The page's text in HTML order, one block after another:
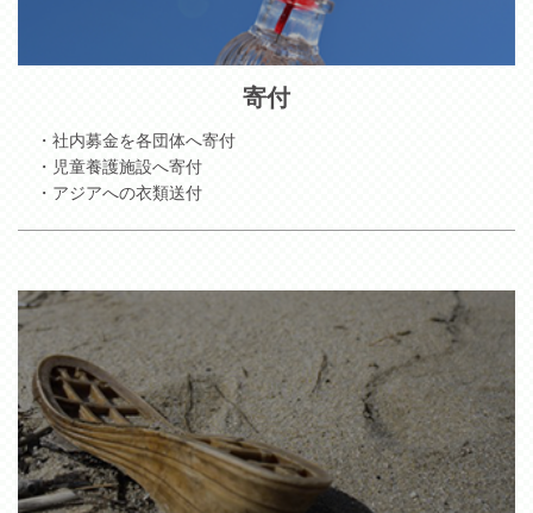
寄付
・社内募金を各団体へ寄付
・児童養護施設へ寄付
・アジアへの衣類送付